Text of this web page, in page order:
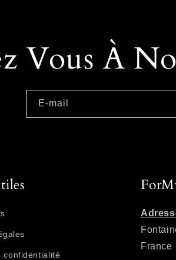
Vous À
E-mail
confidentialité
France